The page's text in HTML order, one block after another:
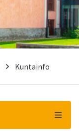
Kuntainfo